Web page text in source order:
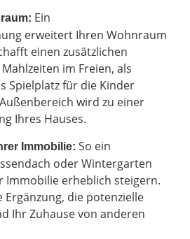
Ein
erweitert Ihren Wohnraum
einen zusätzlichen
im Freien, als
Spielplatz für die Kinder
wird zu einer
Ihres Hauses.
Immobilie: So ein
oder Wintergarten
Immobilie erheblich steigern.
Ergänzung, die potenzielle
Ihr Zuhause von anderen